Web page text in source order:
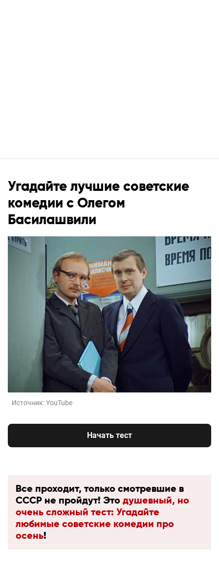
Угадайте лучшие советские
комедии с Олегом
Басилашвили
Источник:YouTube
Начать тест
Все проходит, только смотревшие в
СССР не пройдут! Это душевный, но
очень сложный тест: Угадайте
любимые советские комедии про
осень!